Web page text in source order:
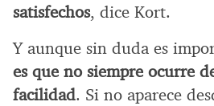
satisfechos, dice Kort.
Y aunque sin duda es
es que no siempre ocurre
facilidad. Si no aparece